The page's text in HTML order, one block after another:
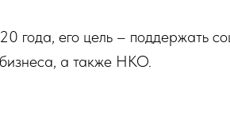
года, его цель – поддержать
а также НКО.